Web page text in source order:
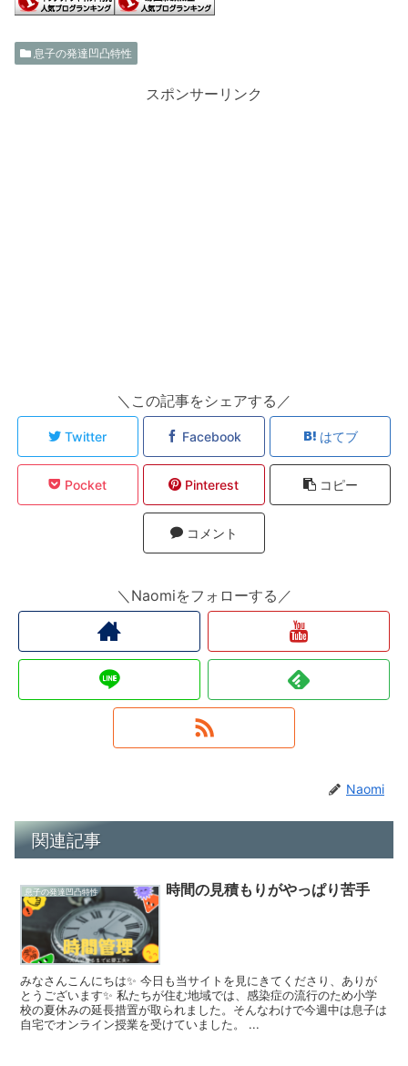
息子の発達凹凸特性
スポンサーリンク
＼この記事をシェアする／
Twitter Facebook はてブ
Pocket Pinterest コピー
コメント
＼Naomiをフォローする／
Naomi
関連記事
息子の発達凹凸特性 時間の見積もりがやっぱり苦手
みなさんこんにちは✨ 今日も当サイトを見にきてくださり、ありが
とうございます✨ 私たちが住む地域では、感染症の流行のため小学
校の夏休みの延長措置が取られました。そんなわけで今週中は息子は
自宅でオンライン授業を受けていました。 ...